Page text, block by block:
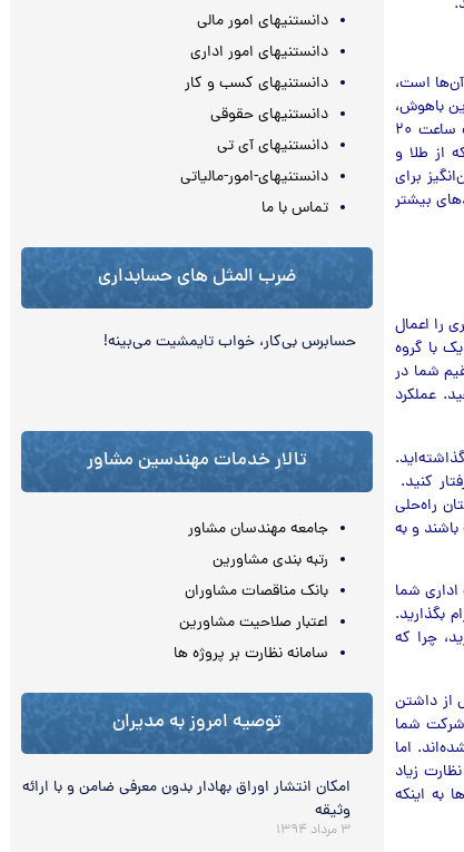
به خاطر وجود آن‌ها است،
باهوش،
ایجاد اشتیاق در مشتریان است. هیچ‌کسی واقعاً به یک ساعت رولکس ۲۰۰۰۰ دلاری احتیاج ندارد. یک ساعت ۲۰
از طلا و
برای
بیشتر
را اعمال
با گروه
شما در
عملکرد
کنید.
راه‌حلی
و به
شما
بگذارید.
چرا که
از داشتن
شرکت شما
اما
زیاد
به اینکه
دانستنیهای امور مالی
دانستنیهای امور اداری
دانستنیهای کسب و کار
دانستنیهای حقوقی
دانستنیهای آی تی
دانستنیهای-امور-مالیاتی
تماس با ما
ضرب المثل های حسابداری
حسابرس بی‌کار، خواب تایم‏شیت می‌‏بینه!
تالار خدمات مهندسین مشاور
جامعه مهندسان مشاور
رتبه بندی مشاورین
بانک مناقصات مشاوران
اعتبار صلاحیت مشاورین
سامانه نظارت بر پروژه ها
توصیه امروز به مدیران
امکان انتشار اوراق بهادار بدون معرفی ضامن و با ارائه
وثیقه
۳ مرداد ۱۳۹۴